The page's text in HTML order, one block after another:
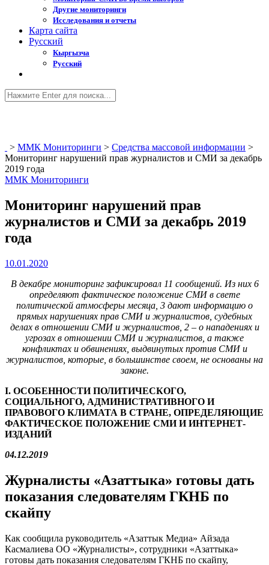
Другие мониторинги
Исследования и отчеты
Карта сайта
Русский
Кыргызча
Русский
> ММК Мониторинги > Средства массовой информации >
Мониторинг нарушений прав журналистов и СМИ за декабрь
2019 года
ММК Мониторинги
Мониторинг нарушений прав
журналистов и СМИ за декабрь 2019
года
10.01.2020
В декабре мониторинг зафиксировал 11 сообщений. Из них 6
определяют фактическое положение СМИ в свете
политической атмосферы месяца, 3 дают информацию о
прямых нарушениях прав СМИ и журналистов, судебных
делах в отношении СМИ и журналистов, 2 – о нападениях и
угрозах в отношении СМИ и журналистов, а также
конфликтах и обвинениях, выдвинутых против СМИ и
журналистов, которые, в большинстве своем, не основаны на
законе.
I. ОСОБЕННОСТИ ПОЛИТИЧЕСКОГО,
СОЦИАЛЬНОГО, АДМИНИСТРАТИВНОГО И
ПРАВОВОГО КЛИМАТА В СТРАНЕ, ОПРЕДЕЛЯЮЩИЕ
ФАКТИЧЕСКОЕ ПОЛОЖЕНИЕ СМИ И ИНТЕРНЕТ-
ИЗДАНИЙ
04.12.2019
Журналисты «Азаттыка» готовы дать
показания следователям ГКНБ по
скайпу
Как сообщила руководитель «Азаттык Медиа» Айзада
Касмалиева ОО «Журналисты», сотрудники «Азаттыка»
готовы дать показания следователям ГКНБ по скайпу,